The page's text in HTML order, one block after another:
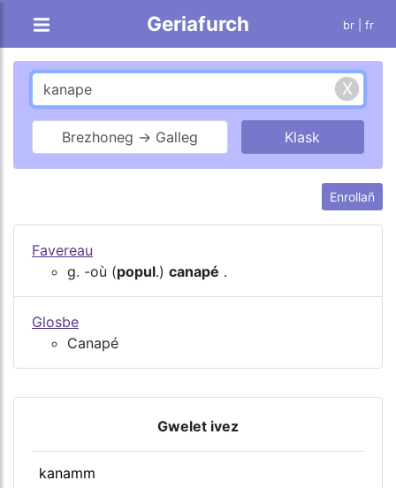
Geriafurch br | fr
Brezhoneg → Galleg
Enrollañ
Favereau
g. -où (popul.) canapé .
Glosbe
Canapé
Gwelet ivez
kanamm